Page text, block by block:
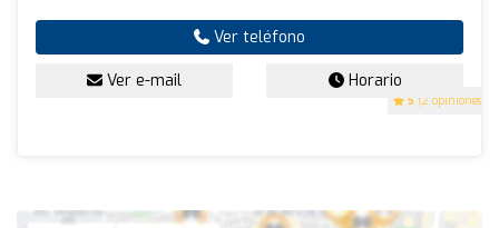
5 (2 opiniones)
Ver teléfono
Ver e-mail Horario